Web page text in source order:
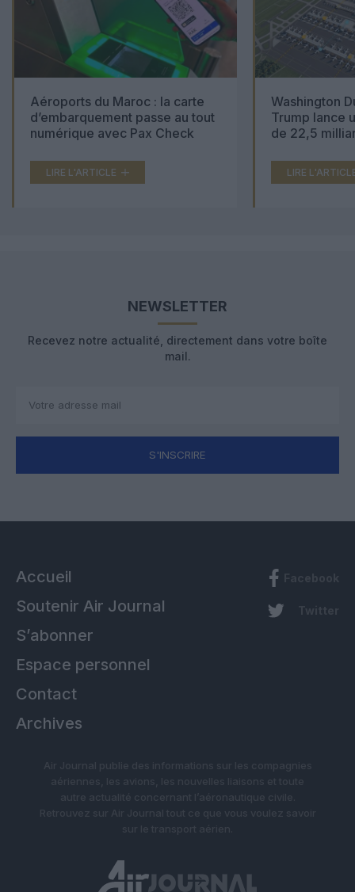
Aéroports du Maroc : la carte
d’embarquement passe au tout
numérique avec Pax Check
LIRE L'ARTICLE
Washington
Trump lance
de 22,5
LIRE
NEWSLETTER
Recevez notre actualité, directement dans votre boîte
mail.
S'INSCRIRE
Accueil
Soutenir Air Journal
S’abonner
Espace personnel
Contact
Archives